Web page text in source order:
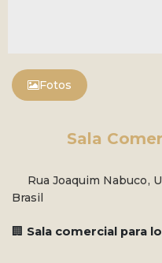
Fotos
Sala
Rua Joaquim Nabuco,
Brasil
🏢 Sala comercial para